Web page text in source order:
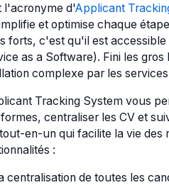
l'acronyme d'Applicant
et optimise chaque
forts, c'est qu'il est
as a Software). Fini les
complexe par les
Tracking System vous
centraliser les CV et
en-un qui facilite la vie des
:
centralisation de toutes les